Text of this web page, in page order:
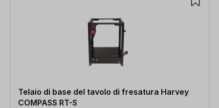
Telaio di base del tavolo di fresatura Harvey
COMPASS RT-S